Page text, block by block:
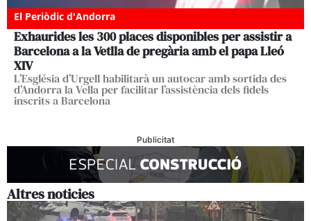
El Periòdic d'Andorra
Exhaurides les 300 places disponibles per assistir a
Barcelona a la Vetlla de pregària amb el papa Lleó
XIV
L’Església d’Urgell habilitarà un autocar amb sortida des
d’Andorra la Vella per facilitar l’assistència dels fidels
inscrits a Barcelona
Publicitat
Altres noticies